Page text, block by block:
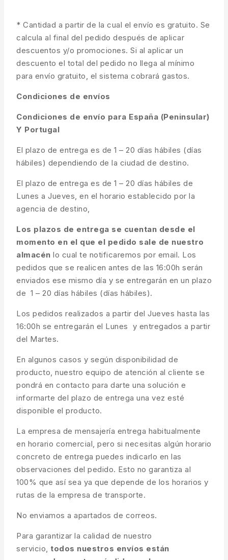
* Cantidad a partir de la cual el envío es gratuito. Se
calcula al final del pedido después de aplicar
descuentos y/o promociones. Si al aplicar un
descuento el total del pedido no llega al mínimo
para envío gratuito, el sistema cobrará gastos.
Condiciones de envíos
Condiciones de envío para España (Peninsular)
Y Portugal
El plazo de entrega es de 1 – 20 días hábiles (días
hábiles) dependiendo de la ciudad de destino.
El plazo de entrega es de 1 – 20 días hábiles de
Lunes a Jueves, en el horario establecido por la
agencia de destino,
Los plazos de entrega se cuentan desde el
momento en el que el pedido sale de nuestro
almacén lo cual te notificaremos por email. Los
pedidos que se realicen antes de las 16:00h serán
enviados ese mismo día y se entregarán en un plazo
de 1 – 20 días hábiles (días hábiles).
Los pedidos realizados a partir del Jueves hasta las
16:00h se entregarán el Lunes y entregados a partir
del Martes.
En algunos casos y según disponibilidad de
producto, nuestro equipo de atención al cliente se
pondrá en contacto para darte una solución e
informarte del plazo de entrega una vez esté
disponible el producto.
La empresa de mensajería entrega habitualmente
en horario comercial, pero si necesitas algún horario
concreto de entrega puedes indicarlo en las
observaciones del pedido. Esto no garantiza al
100% que así sea ya que depende de los horarios y
rutas de la empresa de transporte.
No enviamos a apartados de correos.
Para garantizar la calidad de nuestro
servicio, todos nuestros envíos están